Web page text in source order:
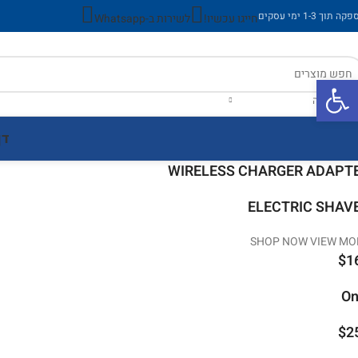
תוך 1-3 ימי עסקים חייגו עכשיו! לשירות ב-Whatsapp
קטגוריה
WIRELESS CHARGER
ELECTRIC
SHOP NOWVIEW
פתח סרגל נגישות